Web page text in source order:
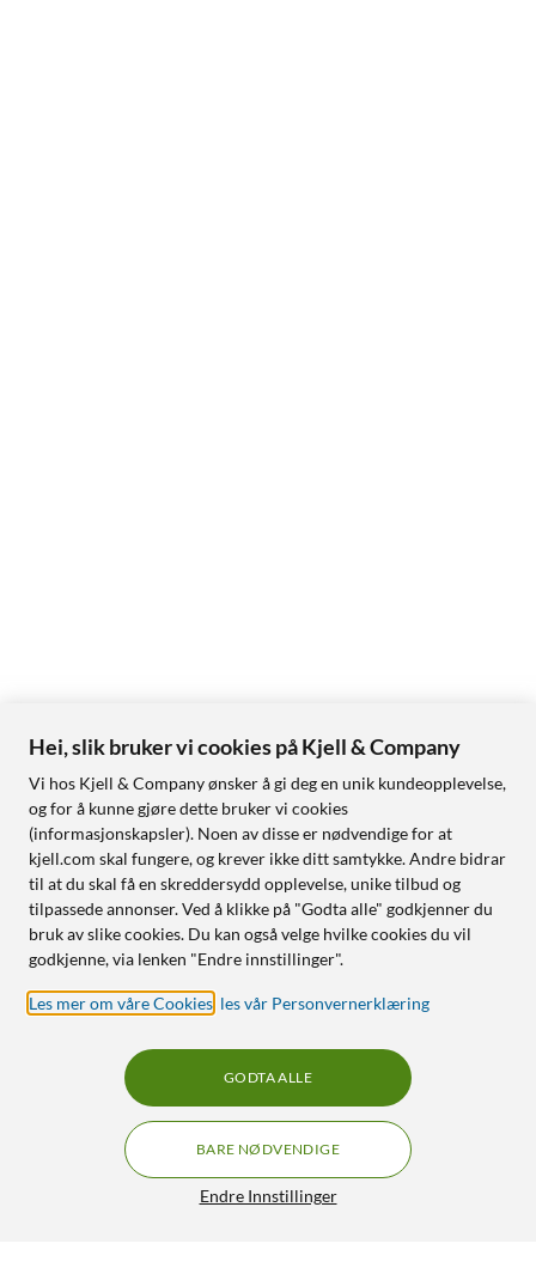
Hei, slik bruker vi cookies på Kjell & Company
Vi hos Kjell & Company ønsker å gi deg en unik kundeopplevelse,
og for å kunne gjøre dette bruker vi cookies
(informasjonskapsler). Noen av disse er nødvendige for at
kjell.com skal fungere, og krever ikke ditt samtykke. Andre bidrar
til at du skal få en skreddersydd opplevelse, unike tilbud og
tilpassede annonser. Ved å klikke på "Godta alle" godkjenner du
bruk av slike cookies. Du kan også velge hvilke cookies du vil
godkjenne, via lenken "Endre innstillinger".
Les mer om våre Cookies les vår Personvernerklæring
Endre Innstillinger
BARE NØDVENDIGE
GODTA ALLE